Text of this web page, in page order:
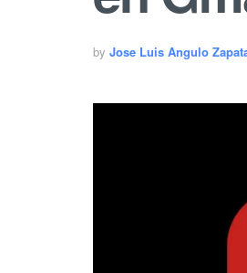
by Jose Luis Angulo